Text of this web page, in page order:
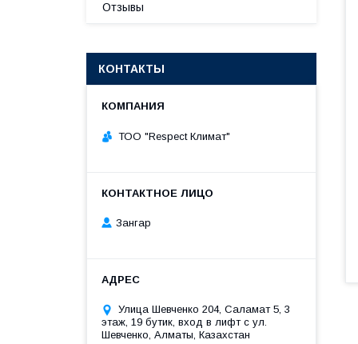
Отзывы
КОНТАКТЫ
ТОО "Respect Климат"
Зангар
​Улица Шевченко 204, Саламат 5, ​3
этаж, 19 бутик, вход в лифт с ул.
Шевченко, Алматы, Казахстан